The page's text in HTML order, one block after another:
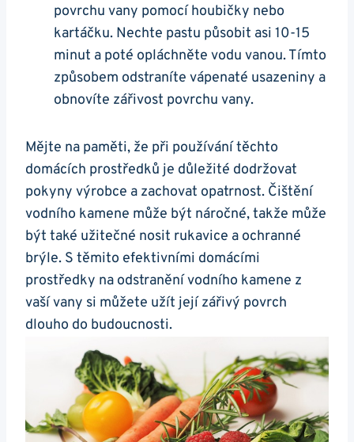
povrchu vany pomocí houbičky nebo
kartáčku. Nechte pastu působit asi 10-15
minut a poté opláchněte vodu vanou. Tímto
způsobem odstraníte vápenaté usazeniny a
obnovíte zářivost povrchu vany.
Mějte na paměti, že při používání těchto
domácích prostředků je důležité dodržovat
pokyny výrobce a zachovat opatrnost. Čištění
vodního kamene může být náročné, takže může
být také užitečné nosit rukavice a ochranné
brýle. S těmito efektivními domácími
prostředky na odstranění vodního kamene z
vaší vany si můžete užít její zářivý povrch
dlouho do budoucnosti.